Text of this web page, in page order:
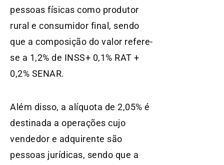
pessoas físicas como produtor
rural e consumidor final, sendo
que a composição do valor refere-
se a 1,2% de INSS+ 0,1% RAT +
0,2% SENAR.
Além disso, a alíquota de 2,05% é
destinada a operações cujo
vendedor e adquirente são
pessoas jurídicas, sendo que a